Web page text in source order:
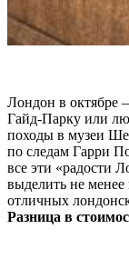
Лондон в октябре
Гайд-Парку или
походы в музеи
по следам Гарри
все эти «радости
выделить не
отличных
Разница в